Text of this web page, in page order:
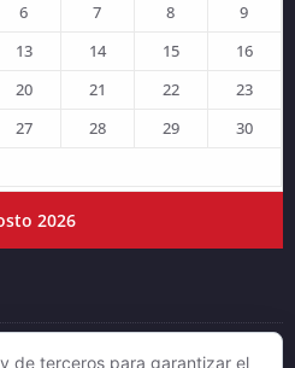
2026
6 7 8
9
13 14 15
16
20 21 22
23
27 28 29
30
de terceros para garantizar el